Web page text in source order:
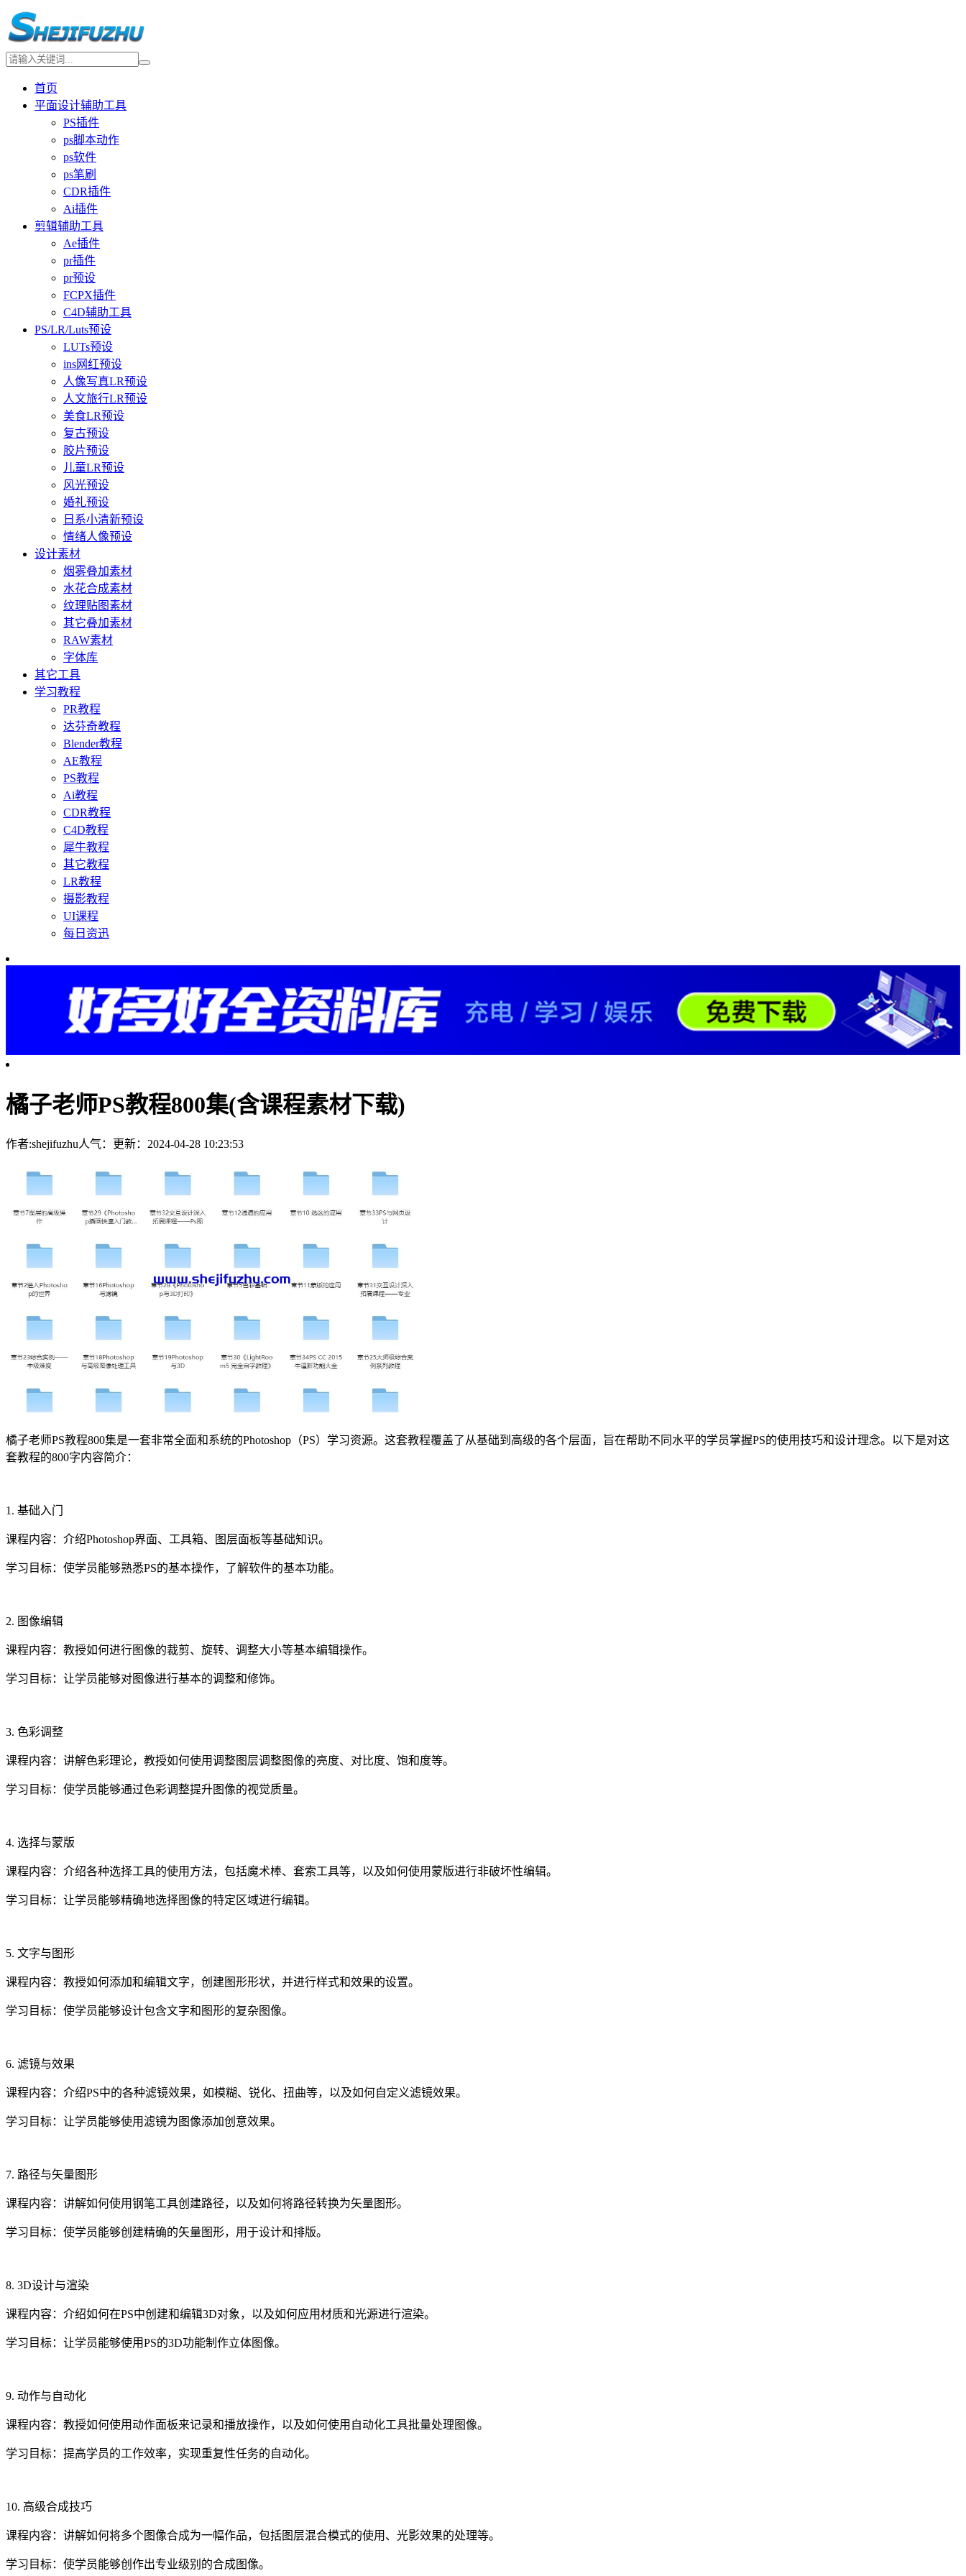
首页
平面设计辅助工具
PS插件
ps脚本动作
ps软件
ps笔刷
CDR插件
Ai插件
剪辑辅助工具
Ae插件
pr插件
pr预设
FCPX插件
C4D辅助工具
PS/LR/Luts预设
LUTs预设
ins网红预设
人像写真LR预设
人文旅行LR预设
美食LR预设
复古预设
胶片预设
儿童LR预设
风光预设
婚礼预设
日系小清新预设
情绪人像预设
设计素材
烟雾叠加素材
水花合成素材
纹理贴图素材
其它叠加素材
RAW素材
字体库
其它工具
学习教程
PR教程
达芬奇教程
Blender教程
AE教程
PS教程
Ai教程
CDR教程
C4D教程
犀牛教程
其它教程
LR教程
摄影教程
UI课程
每日资迅
橘子老师PS教程800集(含课程素材下载)
作者:shejifuzhu人气： 更新：2024-04-28 10:23:53
橘子老师PS教程800集是一套非常全面和系统的Photoshop（PS）学习资源。这套教程覆盖了从基础到高级的各个层面，旨在帮助不同水平的学员掌握PS的使用技巧和设计理念。以下是对这
套教程的800字内容简介：
1. 基础入门
课程内容：介绍Photoshop界面、工具箱、图层面板等基础知识。
学习目标：使学员能够熟悉PS的基本操作，了解软件的基本功能。
2. 图像编辑
课程内容：教授如何进行图像的裁剪、旋转、调整大小等基本编辑操作。
学习目标：让学员能够对图像进行基本的调整和修饰。
3. 色彩调整
课程内容：讲解色彩理论，教授如何使用调整图层调整图像的亮度、对比度、饱和度等。
学习目标：使学员能够通过色彩调整提升图像的视觉质量。
4. 选择与蒙版
课程内容：介绍各种选择工具的使用方法，包括魔术棒、套索工具等，以及如何使用蒙版进行非破坏性编辑。
学习目标：让学员能够精确地选择图像的特定区域进行编辑。
5. 文字与图形
课程内容：教授如何添加和编辑文字，创建图形形状，并进行样式和效果的设置。
学习目标：使学员能够设计包含文字和图形的复杂图像。
6. 滤镜与效果
课程内容：介绍PS中的各种滤镜效果，如模糊、锐化、扭曲等，以及如何自定义滤镜效果。
学习目标：让学员能够使用滤镜为图像添加创意效果。
7. 路径与矢量图形
课程内容：讲解如何使用钢笔工具创建路径，以及如何将路径转换为矢量图形。
学习目标：使学员能够创建精确的矢量图形，用于设计和排版。
8. 3D设计与渲染
课程内容：介绍如何在PS中创建和编辑3D对象，以及如何应用材质和光源进行渲染。
学习目标：让学员能够使用PS的3D功能制作立体图像。
9. 动作与自动化
课程内容：教授如何使用动作面板来记录和播放操作，以及如何使用自动化工具批量处理图像。
学习目标：提高学员的工作效率，实现重复性任务的自动化。
10. 高级合成技巧
课程内容：讲解如何将多个图像合成为一幅作品，包括图层混合模式的使用、光影效果的处理等。
学习目标：使学员能够创作出专业级别的合成图像。